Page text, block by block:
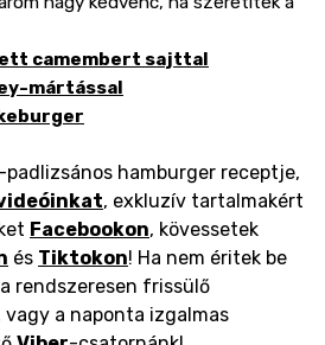
camembert sajttal
mártással
hamburger receptje,
, exkluzív tartalmakért
Facebookon, kövessetek
és Tiktokon! Ha nem éritek be
rendszeresen frissülő
a naponta izgalmas